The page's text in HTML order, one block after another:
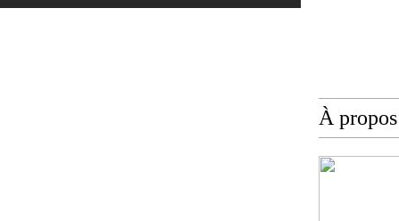
À propos